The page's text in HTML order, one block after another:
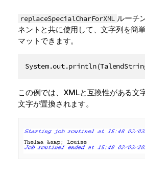
replaceSpecialCharForXML ルーチ
ネントと共に使用して、文字列を簡
マットできます。
この例では、XMLと互換性がある文
文字が置換されます。